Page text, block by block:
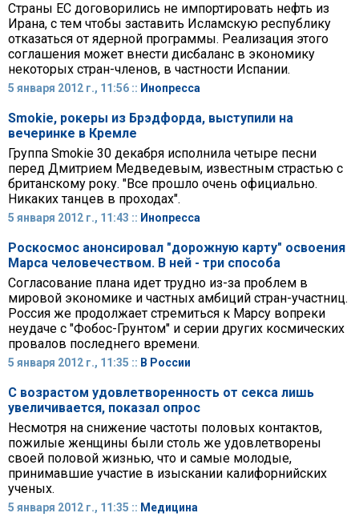
Страны ЕС договорились не импортировать нефть из
Ирана, с тем чтобы заставить Исламскую республику
отказаться от ядерной программы. Реализация этого
соглашения может внести дисбаланс в экономику
некоторых стран-членов, в частности Испании.
5 января 2012 г., 11:56 :: Инопресса
Smokie, рокеры из Брэдфорда, выступили на
вечеринке в Кремле
Группа Smokie 30 декабря исполнила четыре песни
перед Дмитрием Медведевым, известным страстью с
британскому року. "Все прошло очень официально.
Никаких танцев в проходах".
5 января 2012 г., 11:43 :: Инопресса
Роскосмос анонсировал "дорожную карту" освоения
Марса человечеством. В ней - три способа
Согласование плана идет трудно из-за проблем в
мировой экономике и частных амбиций стран-участниц.
Россия же продолжает стремиться к Марсу вопреки
неудаче с "Фобос-Грунтом" и серии других космических
провалов последнего времени.
5 января 2012 г., 11:35 :: В России
С возрастом удовлетворенность от секса лишь
увеличивается, показал опрос
Несмотря на снижение частоты половых контактов,
пожилые женщины были столь же удовлетворены
своей половой жизнью, что и самые молодые,
принимавшие участие в изыскании калифорнийских
ученых.
5 января 2012 г., 11:35 :: Медицина